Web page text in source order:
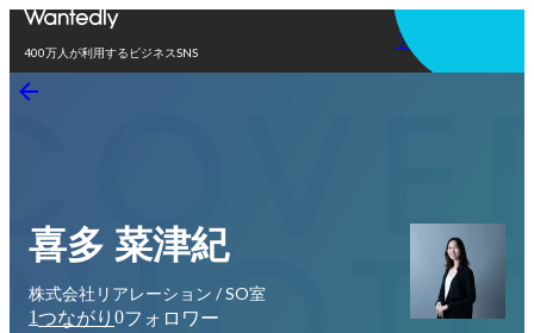
400万人が利用するビジネスSNS
アプリを使う
喜多 菜津紀
株式会社リアレーション / SO室
1つながり 0フォロワー